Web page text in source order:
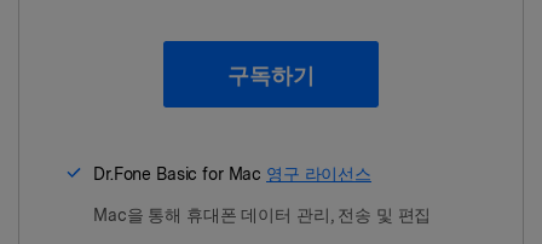
구독하기
Dr.Fone Basic for Mac 영구 라이선스
Mac을 통해 휴대폰 데이터 관리, 전송 및 편집